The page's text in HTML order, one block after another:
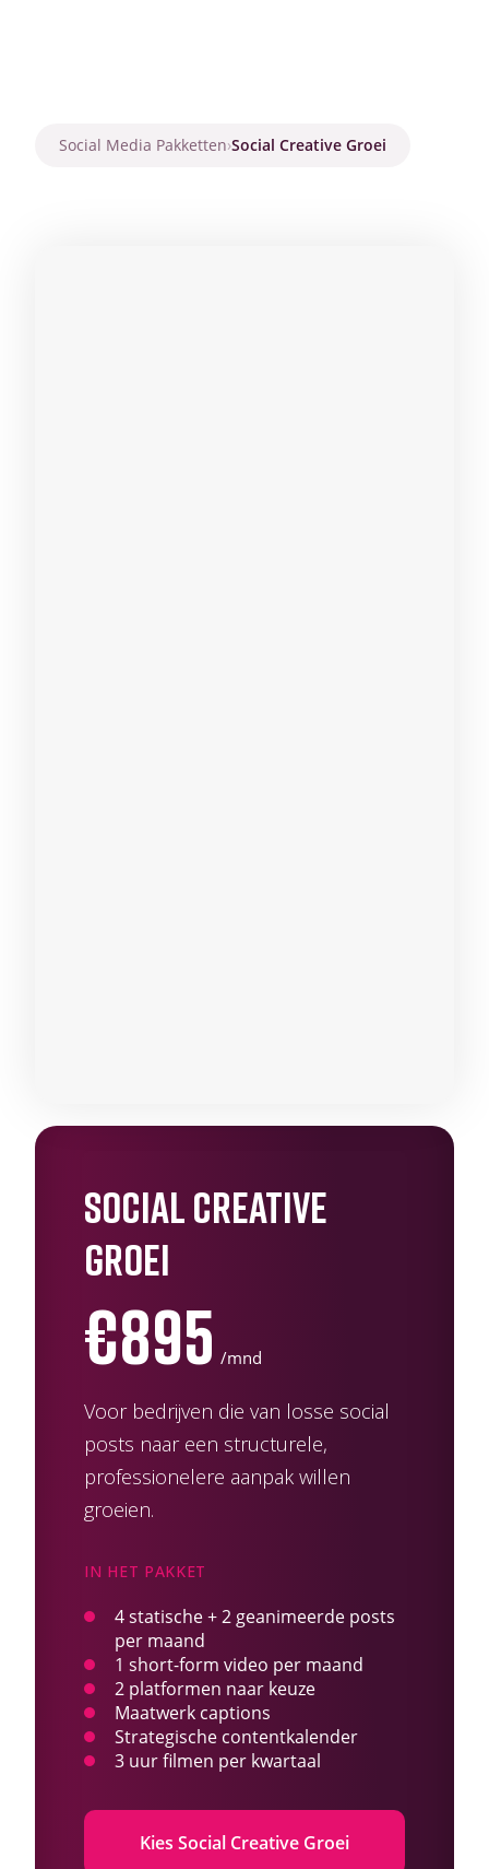
Social Media Pakketten›Social Creative Groei
social creative
groei
€895 /mnd
Voor bedrijven die van losse social
posts naar een structurele,
professionelere aanpak willen
groeien.
IN HET PAKKET
4 statische + 2 geanimeerde posts
per maand
1 short-form video per maand
2 platformen naar keuze
Maatwerk captions
Strategische contentkalender
3 uur filmen per kwartaal
Kies Social Creative Groei